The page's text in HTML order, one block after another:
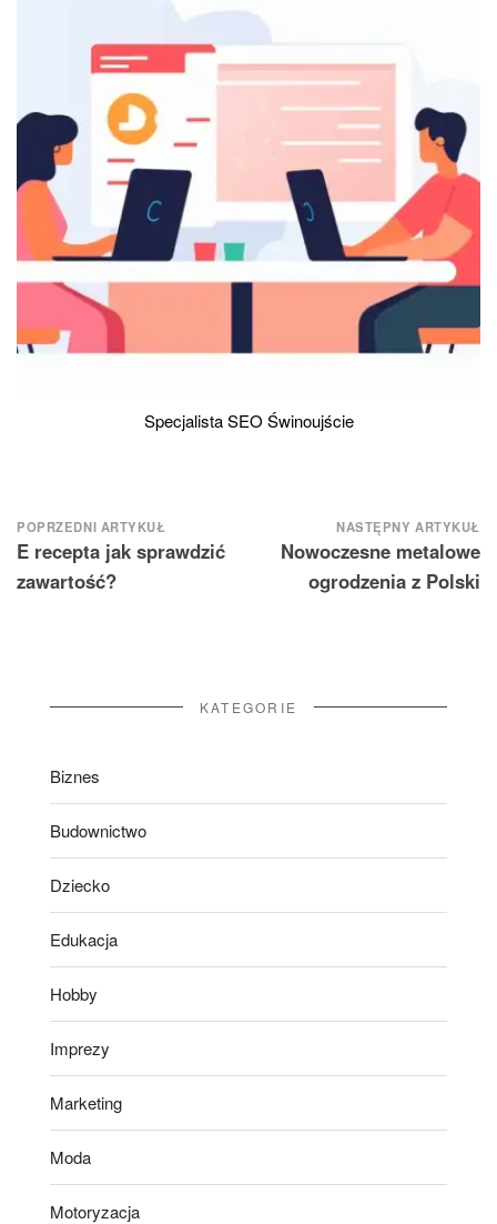
Specjalista SEO Świnoujście
Nawigacja
wpisu
POPRZEDNI ARTYKUŁ
E recepta jak sprawdzić
zawartość?
NASTĘPNY ARTYKUŁ
Nowoczesne metalowe
ogrodzenia z Polski
KATEGORIE
Biznes
Budownictwo
Dziecko
Edukacja
Hobby
Imprezy
Marketing
Moda
Motoryzacja